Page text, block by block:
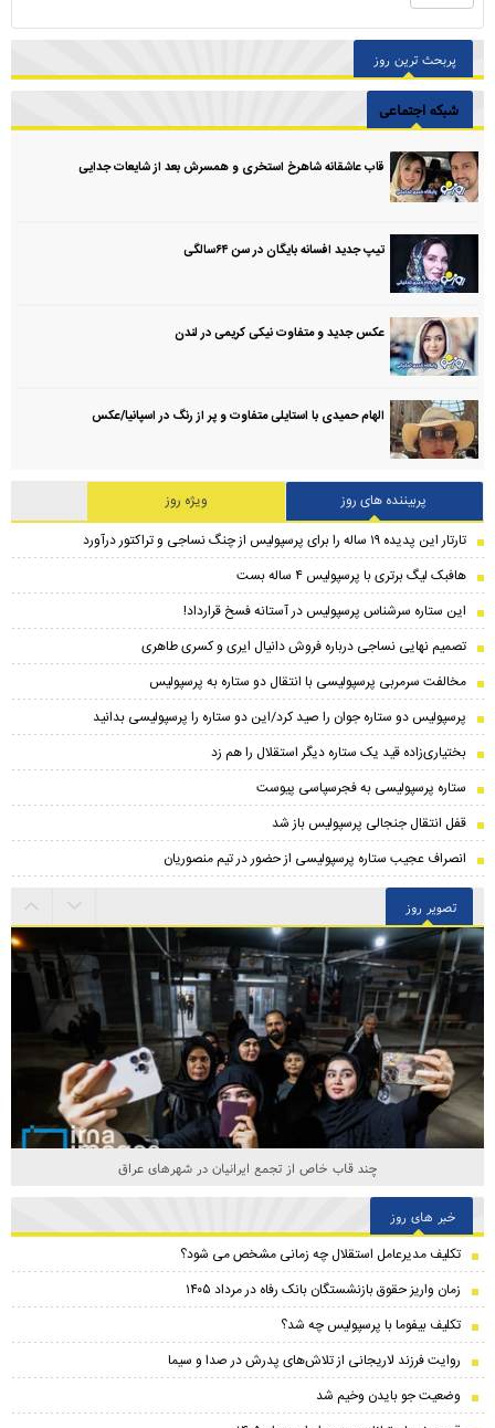
پربحث ترین روز
شبکه اجتماعی
قاب عاشقانه شاهرخ استخری و همسرش بعد از شایعات جدایی
تیپ جدید افسانه بایگان در سن ۶۴سالگی
عکس جدید و متفاوت نیکی کریمی در لندن
الهام حمیدی با استایلی متفاوت و پر از رنگ در اسپانیا/عکس
پربیننده های روز
ویژه روز
تارتار این پدیده ۱۹ ساله را برای پرسپولیس از چنگ نساجی و تراکتور درآورد
هافبک لیگ برتری با پرسپولیس ۴ ساله بست
این ستاره سرشناس پرسپولیس در آستانه فسخ قرارداد!
تصمیم نهایی نساجی درباره فروش دانیال ایری و کسری طاهری
مخالفت سرمربی پرسپولیسی با انتقال دو ستاره به پرسپولیس
پرسپولیس دو ستاره جوان را صید کرد/این دو ستاره را پرسپولیسی بدانید
بختیاری‌زاده قید یک ستاره دیگر استقلال را هم زد
ستاره پرسپولیسی به فجرسپاسی پیوست
قفل انتقال جنجالی پرسپولیس باز شد
انصراف عجیب ستاره پرسپولیسی از حضور در تیم منصوریان
تصویر روز
چند قاب خاص از تجمع ایرانیان در شهرهای عراق
خبر های روز
تکلیف مدیرعامل استقلال چه زمانی مشخص می شود؟
زمان واریز حقوق بازنشستگان بانک رفاه در مرداد ۱۴۰۵
تکلیف بیفوما با پرسپولیس چه شد؟
روایت فرزند لاریجانی از تلاش‌های پدرش در صدا و سیما
وضعیت جو بایدن وخیم شد